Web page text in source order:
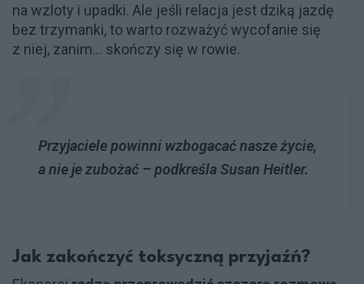
na wzloty i upadki. Ale jeśli relacja jest dziką jazdę
bez trzymanki, to warto rozważyć wycofanie się
z niej, zanim... skończy się w rowie.
Przyjaciele powinni wzbogacać nasze życie,
a nie je zubożać – podkreśla Susan Heitler.
Jak zakończyć toksyczną przyjaźń?